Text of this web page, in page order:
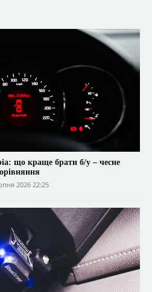
що краще брати б/у – чесне
2026 22:25